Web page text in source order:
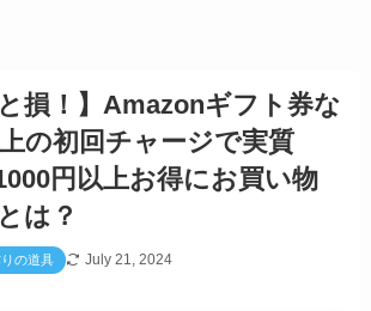
損！】Amazonギフト券な
の初回チャージで実質
円以上お得にお買い物
は？
の道具 July 21, 2024